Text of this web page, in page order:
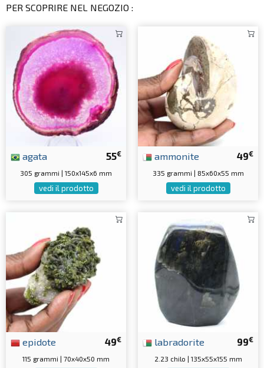
PER SCOPRIRE NEL NEGOZIO :
55€
agata
305 grammi | 150x145x6 mm
vedi il prodotto
49€
ammonite
335 grammi | 85x60x55 mm
vedi il prodotto
49€
epidote
115 grammi | 70x40x50 mm
99€
labradorite
2.23 chilo | 135x55x155 mm